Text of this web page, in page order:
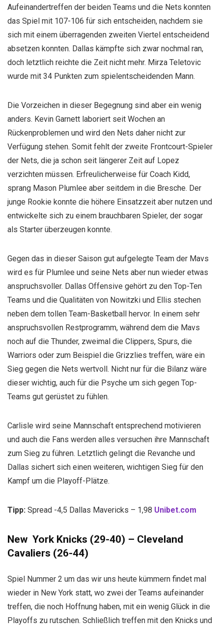
Aufeinandertreffen der beiden Teams und die Nets konnten
das Spiel mit 107-106 für sich entscheiden, nachdem sie
sich mit einem überragenden zweiten Viertel entscheidend
absetzen konnten. Dallas kämpfte sich zwar nochmal ran,
doch letztlich reichte die Zeit nicht mehr. Mirza Teletovic
wurde mit 34 Punkten zum spielentscheidenden Mann.
Die Vorzeichen in dieser Begegnung sind aber ein wenig
anders. Kevin Garnett laboriert seit Wochen an
Rückenproblemen und wird den Nets daher nicht zur
Verfügung stehen. Somit fehlt der zweite Frontcourt-Spieler
der Nets, die ja schon seit längerer Zeit auf Lopez
verzichten müssen. Erfreulicherweise für Coach Kidd,
sprang Mason Plumlee aber seitdem in die Bresche. Der
junge Rookie konnte die höhere Einsatzzeit aber nutzen und
entwickelte sich zu einem brauchbaren Spieler, der sogar
als Starter überzeugen konnte.
Gegen das in dieser Saison gut aufgelegte Team der Mavs
wird es für Plumlee und seine Nets aber nun wieder etwas
anspruchsvoller. Dallas Offensive gehört zu den Top-Ten
Teams und die Qualitäten von Nowitzki und Ellis stechen
neben dem tollen Team-Basketball hervor. In einem sehr
anspruchsvollen Restprogramm, während dem die Mavs
noch auf die Thunder, zweimal die Clippers, Spurs, die
Warriors oder zum Beispiel die Grizzlies treffen, wäre ein
Sieg gegen die Nets wertvoll. Nicht nur für die Bilanz wäre
dieser wichtig, auch für die Psyche um sich gegen Top-
Teams gut gerüstet zu fühlen.
Carlisle wird seine Mannschaft entsprechend motivieren
und auch die Fans werden alles versuchen ihre Mannschaft
zum Sieg zu führen. Letztlich gelingt die Revanche und
Dallas sichert sich einen weiteren, wichtigen Sieg für den
Kampf um die Playoff-Plätze.
Tipp: Spread -4,5 Dallas Mavericks – 1,98 Unibet.com
New York Knicks (29-40) – Cleveland
Cavaliers (26-44)
Spiel Nummer 2 um das wir uns heute kümmern findet mal
wieder in New York statt, wo zwei der Teams aufeinander
treffen, die noch Hoffnung haben, mit ein wenig Glück in die
Playoffs zu rutschen. Schließlich treffen mit den Knicks und